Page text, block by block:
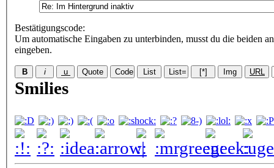
Bestätigungscode:
Um automatische Eingaben zu unterbinden, musst du die beiden
eingeben.
Smilies